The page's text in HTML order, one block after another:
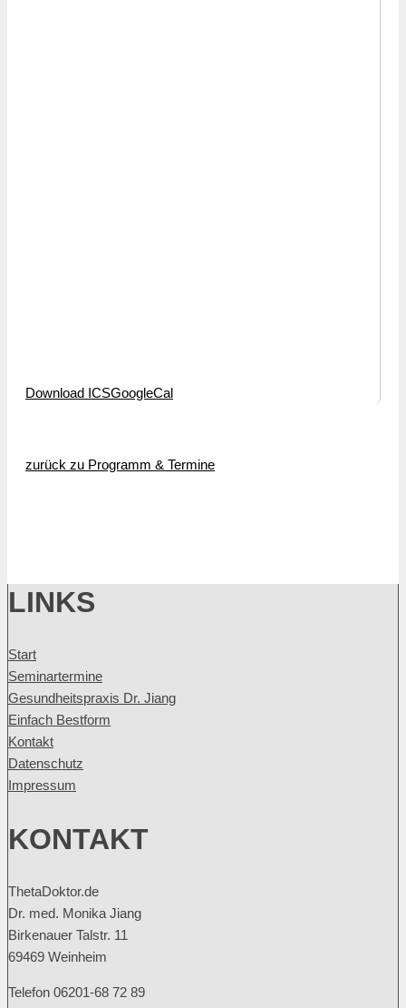
Download ICSGoogleCal
zurück zu Programm & Termine
LINKS
Start
Seminartermine
Gesundheitspraxis Dr. Jiang
Einfach Bestform
Kontakt
Datenschutz
Impressum
KONTAKT
ThetaDoktor.de
Dr. med. Monika Jiang
Birkenauer Talstr. 11
69469 Weinheim
Telefon 06201-68 72 89